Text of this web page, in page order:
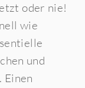
oder nie!
wie
und
Einen